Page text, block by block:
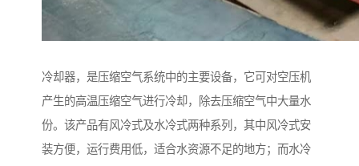
冷却器，是压缩空气系统中的主要设备，它可对空压机
产生的高温压缩空气进行冷却，除去压缩空气中大量水
份。该产品有风冷式及水冷式两种系列，其中风冷式安
装方便，运行费用低，适合水资源不足的地方；而水冷